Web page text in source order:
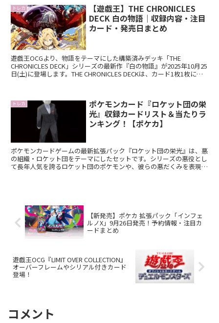
トレカ
【遊戯王】THE CHRONICLES
DECK 白の物語｜収録内容・注目
カード・発売日まとめ
遊戯王OCGより、物語をテーマにした構築済みデッキ「THE
CHRONICLES DECK」シリーズの最新作『白の物語』が2025年10月25
日(土)に登場します。THE CHRONICLES DECKは、カード1枚1枚に物
トレカ
ポケモンカード『ロケット団の栄
光』収録カードリスト＆当たりラ
ンキング！【ポケカ】
ポケモンカードゲームの最新拡張パック『ロケット団の栄光』は、悪
の組織・ロケット団をテーマにしたセットです。シリーズの悪役とし
て長年人気を誇るロケット団のポケモンや、彼らの悪だくみを表現し
【新発売】ポケカ 拡張パック「インフェ
ルノX」9月26日発売！予約情報・注目カ
ードまとめ
遊戯王OCG『LIMIT OVER COLLECTION』
オーバーフレームやシリアル付きカード
登場！
コメント